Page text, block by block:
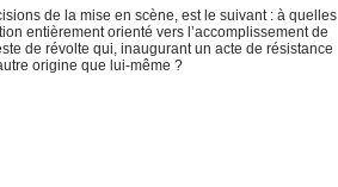
de la mise en scène, est le suivant : à quelles
entièrement orienté vers l’accomplissement de
de révolte qui, inaugurant un acte de résistance
origine que lui-même ?